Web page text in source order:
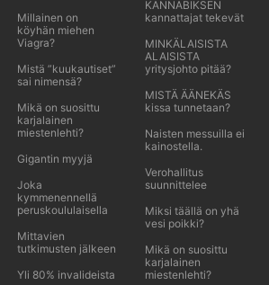
Millainen on
köyhän miehen
Viagra?
Mistä ”kuukautiset”
sai nimensä?
Mikä on suosittu
karjalainen
miestenlehti?
Gigantin myyjä
Joka
kymmenennellä
peruskoululaisella
Mittavien
tutkimusten jälkeen
Yli 80% invalideista
KANNABIKSEN
kannattajat tekevät
MINKÄLAISISTA
ALAISISTA
yritysjohto pitää?
MISTÄ ÄÄNEKÄS
kissa tunnetaan?
Naisten messuilla ei
kainostella.
Verohallitus
suunnittelee
Miksi täällä on yhä
vesi poikki?
Mikä on suosittu
karjalainen
miestenlehti?